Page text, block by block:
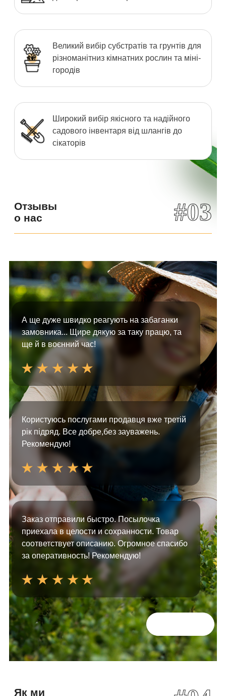
Великий вибір субстратів та грунтів для
різноманітниз кімнатних рослин та міні-
городів
Широкий вибір якісного та надійного
садового інвентаря від шлангів до
сікаторів
Отзывы
о нас
#03
А ще дуже швидко реагують на забаганки
замовника... Щире дякую за таку працю, та
ще й в воєнний час!
Користуюсь послугами продавця вже третій
рік підряд. Все добре,без зауважень.
Рекомендую!
Заказ отправили быстро. Посылочка
приехала в целости и сохранности. Товар
соответствует описанию. Огромное спасибо
за оперативность! Рекомендую!
Як ми